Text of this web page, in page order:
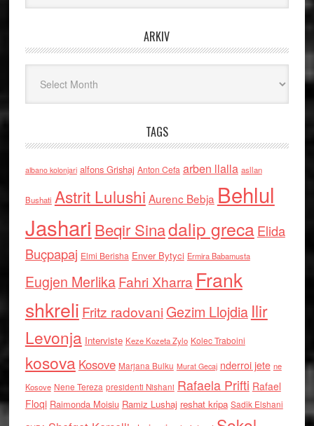
ARKIV
TAGS
albano kolonjari alfons Grishaj Anton Cefa arben llalla asllan
Bushati Astrit Lulushi Aurenc Bebja Behlul
Jashari Beqir Sinadalip grecaElida
Buçpapaj Elmi Berisha Enver Bytyci Ermira Babamusta
Eugjen MerlikaFahri Xharra Frank
shkreli Fritz radovaniGezim Llojdia Ilir
Levonja Interviste Keze Kozeta Zylo Kolec Traboini
kosova Kosove Marjana Bulku Murat Gecaj nderroi jete ne
Kosove Nene Tereza presidenti Nishani Rafaela Prifti Rafael
Floqi Raimonda Moisiu Ramiz Lushaj reshat kripa Sadik Elshani